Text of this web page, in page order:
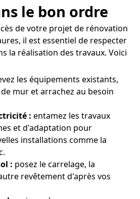
le bon ordre
de votre projet de rénovation
il est essentiel de respecter
la réalisation des travaux. Voici
les équipements existants,
mur et arrachez au besoin
: entamez les travaux
et d'adaptation pour
installations comme la
: posez le carrelage, la
revêtement d'après vos